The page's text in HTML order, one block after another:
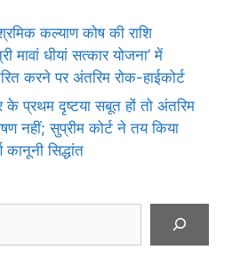
श्रमिक कल्याण कोष की राशि
मावां धीयां सत्कार योजना’ में
करने पर अंतरिम रोक-हाईकोर्ट
के प्रथम दृष्टया सबूत हों तो अंतरिम
नहीं; सुप्रीम कोर्ट ने तय किया
कानूनी सिद्धांत